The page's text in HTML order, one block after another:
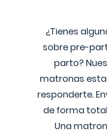
¿Tienes
sobre pre-
parto?
matronas
responderte.
de forma
Una